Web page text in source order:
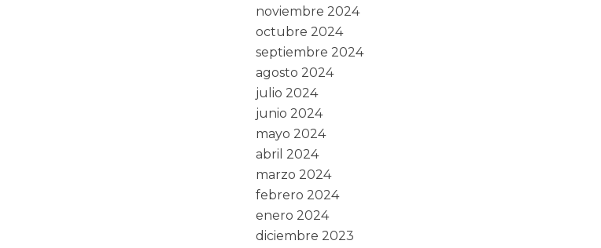
noviembre 2024
octubre 2024
septiembre 2024
agosto 2024
julio 2024
junio 2024
mayo 2024
abril 2024
marzo 2024
febrero 2024
enero 2024
diciembre 2023